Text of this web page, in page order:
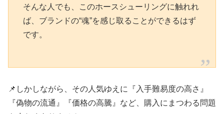
そんな人でも、このホースシューリングに触れれ
ば、ブランドの“魂”を感じ取ることができるはず
です。
📌しかしながら、その人気ゆえに『入手難易度の高さ』
『偽物の流通』『価格の高騰』など、購入にまつわる問題